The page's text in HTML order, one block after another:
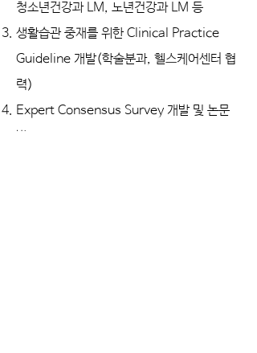
청소년건강과 LM, 노년건강과 LM 등
생활습관 중재를 위한 Clinical Practice
Guideline 개발(학술분과, 헬스케어센터 협
력)
Expert Consensus Survey 개발 및 논문
발표